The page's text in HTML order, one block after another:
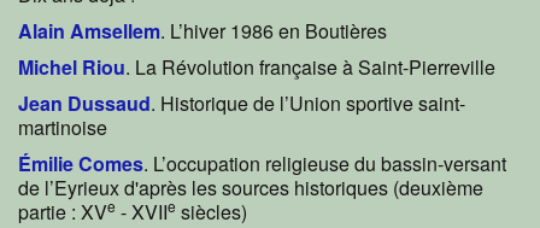
Alain Amsellem. L’hiver 1986 en Boutières
Michel Riou. La Révolution française à Saint-Pierreville
Jean Dussaud. Historique de l’Union sportive saint-
martinoise
Émilie Comes. L’occupation religieuse du bassin-versant
de l’Eyrieux d'après les sources historiques (deuxième
partie : XVe - XVIIe siècles)